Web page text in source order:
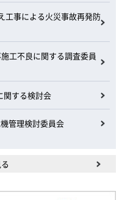
工事による火災事故再発防
工不良に関する調査委員
関する検討会
管理検討委員会